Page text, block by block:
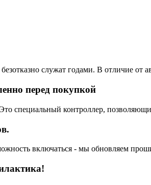
служат годами. В отличие
перед покупкой
специальный контроллер,
включаться - мы обновляем